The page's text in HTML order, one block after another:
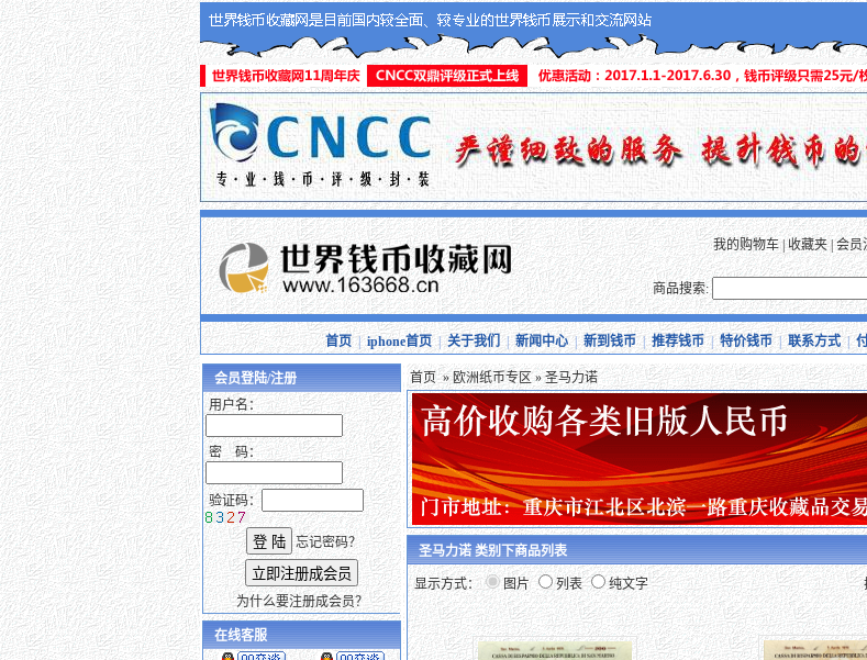
我的购物车|收藏夹|会员
商品搜索:
首页|iphone首页|关于我们 | 新闻中心| 新到钱币|推荐钱币|特价钱币|联系方式|
会员登陆/注册
用户名：
密 码：
验证码：
忘记密码？
为什么要注册成会员？
在线客服
首页»欧洲纸币专区» 圣马力诺
圣马力诺 类别下商品列表
显示方式： 图片 列表 纯文字